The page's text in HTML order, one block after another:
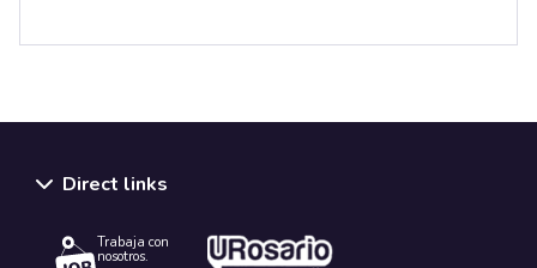
Direct links
Trabaja con
nosotros.